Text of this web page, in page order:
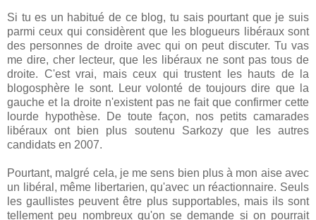
Si tu es un habitué de ce blog, tu sais pourtant que je suis
parmi ceux qui considèrent que les blogueurs libéraux sont
des personnes de droite avec qui on peut discuter. Tu vas
me dire, cher lecteur, que les libéraux ne sont pas tous de
droite. C'est vrai, mais ceux qui trustent les hauts de la
blogosphère le sont. Leur volonté de toujours dire que la
gauche et la droite n'existent pas ne fait que confirmer cette
lourde hypothèse. De toute façon, nos petits camarades
libéraux ont bien plus soutenu Sarkozy que les autres
candidats en 2007.
Pourtant, malgré cela, je me sens bien plus à mon aise avec
un libéral, même libertarien, qu'avec un réactionnaire. Seuls
les gaullistes peuvent être plus supportables, mais ils sont
tellement peu nombreux qu'on se demande si on pourrait